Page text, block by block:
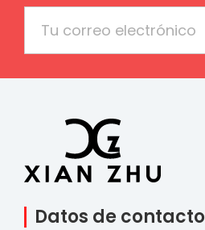
Datos de contacto